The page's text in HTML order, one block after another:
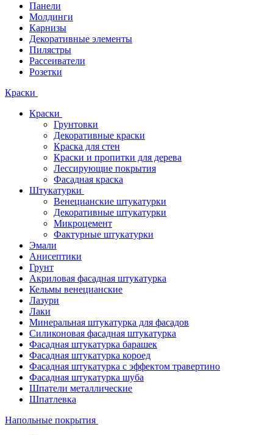
Панели
Молдинги
Карнизы
Декоративные элементы
Пилястры
Рассеиватели
Розетки
Краски
Краски
Грунтовки
Декоративные краски
Краска для стен
Краски и пропитки для дерева
Лессирующие покрытия
Фасадная краска
Штукатурки
Венецианские штукатурки
Декоративные штукатурки
Микроцемент
Фактурные штукатурки
Эмали
Анисептики
Грунт
Акриловая фасадная штукатурка
Кельмы венецианские
Лазури
Лаки
Минеральная штукатурка для фасадов
Силиконовая фасадная штукатурка
Фасадная штукатурка барашек
Фасадная штукатурка короед
Фасадная штукатурка с эффектом травертино
Фасадная штукатурка шуба
Шпатели металлические
Шпатлевка
Напольные покрытия